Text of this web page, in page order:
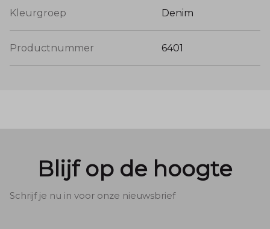
Kleurgroep Denim
Productnummer 6401
Blijf op de hoogte
Schrijf je nu in voor onze nieuwsbrief